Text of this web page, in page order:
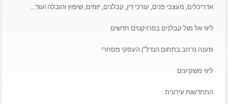
אדריכלים, מעצבי פנים, עורכי דין, קבלנים, יזמים, שיפוץ והובלה ועוד…
ליווי אל מול קבלנים בפרויקטים חדשים
מענה נרחב בתחום הנדל”ן העסקי מסחרי
ליווי משקיעים
התחדשות עירונית